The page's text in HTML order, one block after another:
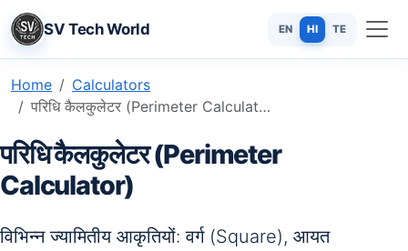
SV Tech World EN HI TE
Home
Calculators
परिधि कैलकुलेटर (Perimeter Calculator): वर्ग, आयत, त्रिभुज और परिधि
परिधि कैलकुलेटर (Perimeter
Calculator)
विभिन्न ज्यामितीय आकृतियों: वर्ग (Square), आयत